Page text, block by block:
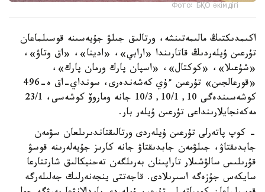
Фото: БҚО әкімдігі
اكىمدىكتىڭ مالىمەتىنشە، ورتالىق جىلۋ جۇيەسىنە قوسىلماعان
تۇرعىن ۇيلەردىڭ قاتارىندا «ارابي»، «ادينا»، «اق وتاۋ»،
«شۇعىلا»، «كوكتال»، «اسپان پارك ورمان پارك»،
«قورعالجىن» تۇرعىن ءۇي كەشەندەرى، سونداي-اق ە-496
كوشەسىندەگى 10, 10/1, 10/3 جانە وماروۆ كوشەسى، 23/1
مەكەنجايلارىنداعى تۇرعىن ۇيلەر بار.
- كوپ پاتەرلى تۇرعىن ۇيلەردى ورتالىقتاندىرىلعان سۋمەن
جابدىقتاۋ، جىلۋمەن جابدىقتاۋ جانە كارىز جۇيەلەرىنە قوسۋ
قۇرىلىس سالۋشىلار تاراپىنان بەرىلگەن تەحنيكالىق شارتتارعا
سايكەس جۇزەگە اسىرىلادى. قاجەتتى ينجەنەرلىك جەلىلەرگە